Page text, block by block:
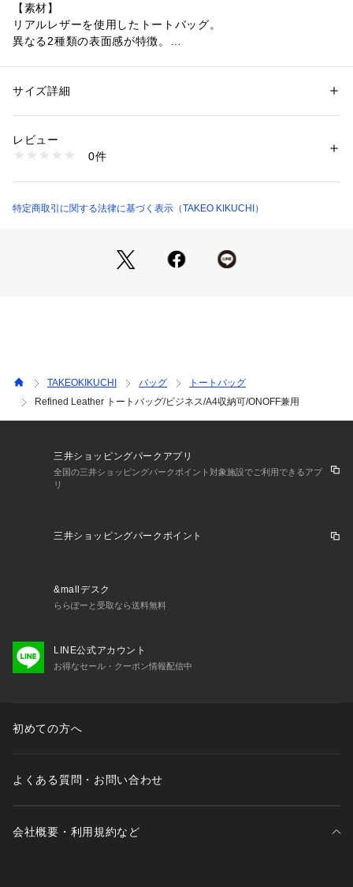
【素材】
リアルレザーを使用したトートバッグ。
異なる2種類の表面感が特徴。
（043 ブラウンカラー）スムース
【デザイン】
徹底的に収納にこだわったビジネスでも使えるバッグ。
余計なものは削ぎ落とすことで、どんなスタイルにも合わせや
肩へくい込みづらく、持ちやすい「ウレタン入りの平持ち
できるクッション性のあるポケットを搭載。
※ポケットに直接入れる際には13．3インチパソコンまで対応
しています。
内側フロント面にはファスナーポケット・全面ポケット・ダブ
ルポケットとポケットが充実する使用に。
内側サイドポケットには「ドリンクホルダー」付き。
・A4サイズ収納可
時代を超えて支持されるトラディショナルなアイテムをベース
に、アソビ心とストリートの自由な発想を取り入れ、日本独自
【気になる商品はお気に入り登録をおススメ】
▼商品のお気に入り登録
ができます。
性別：メンズ
素材：本体: 床革 裏地: ポリエステル
商品番号：
979-01341 （ショップ）
サイズ詳細
レビュー
0件
特定商取引に関する法律に基づく表示（TAKEO KIKUCHI）
TAKEOKIKUCHI バッグ
トートバッグ
Refined Leather トートバッグ/ビジネス/A4収納可/ONOFF兼用
三井ショッピングパークアプリ
全国の三井ショッピングパークポイント対象施設でご利用できるアプ
リ
三井ショッピングパークポイント
&mallデスク
ららぽーと受取なら送料無料
LINE公式アカウント
お得なセール・クーポン情報配信中
初めての方へ
よくある質問・お問い合わせ
会社概要・利用規約など